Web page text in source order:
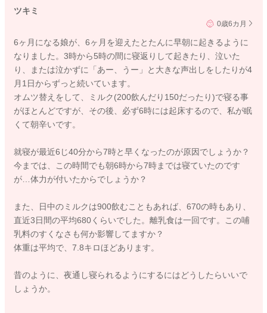
ツキミ
0歳6カ月
6ヶ月になる娘が、6ヶ月を迎えたとたんに早朝に起きるように
なりました。3時から5時の間に寝返りして起きたり、泣いた
り、または泣かずに「あー、うー」と大きな声出しをしたりが4
月1日からずっと続いています。
オムツ替えをして、ミルク(200飲んだり150だったり)で寝る事
がほとんどですが、その後、必ず6時には起床するので、私が眠
くて朝辛いです。
就寝が最近6じ40分から7時と早くなったのが原因でしょうか？
今までは、この時間でも朝6時から7時までは寝ていたのです
が…体力が付いたからでしょうか？
また、日中のミルクは900飲むこともあれば、670の時もあり、
直近3日間の平均680くらいでした。離乳食は一回です。この哺
乳料のすくなさも何か影響してますか？
体重は平均で、7.8キロほどあります。
昔のように、夜通し寝られるようにするにはどうしたらいいで
しょうか。